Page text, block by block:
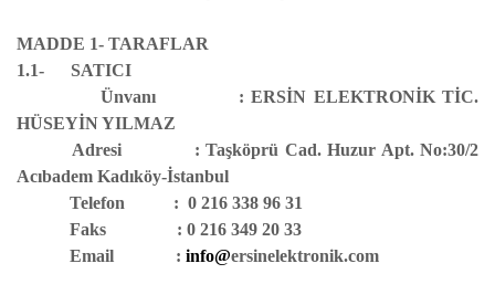
MADDE 1- TARAFLAR
1.1- SATICI
Ünvanı : ERSİN ELEKTRONİK TİC.
HÜSEYİN YILMAZ
Adresi : Taşköprü Cad. Huzur Apt. No:30/2
Acıbadem Kadıköy-İstanbul
Telefon : 0 216 338 96 31
Faks : 0 216 349 20 33
Email : info@ersinelektronik.com